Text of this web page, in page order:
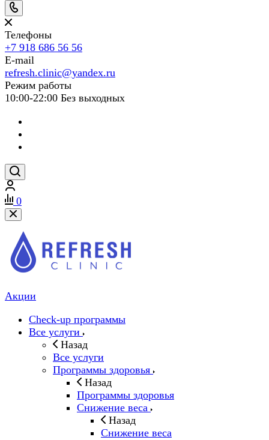
Телефоны
+7 918 686 56 56
E-mail
refresh.clinic@yandex.ru
Режим работы
10:00-22:00 Без выходных
0
Акции
Check-up программы
Все услуги
Назад
Все услуги
Программы здоровья
Назад
Программы здоровья
Снижение веса
Назад
Снижение веса